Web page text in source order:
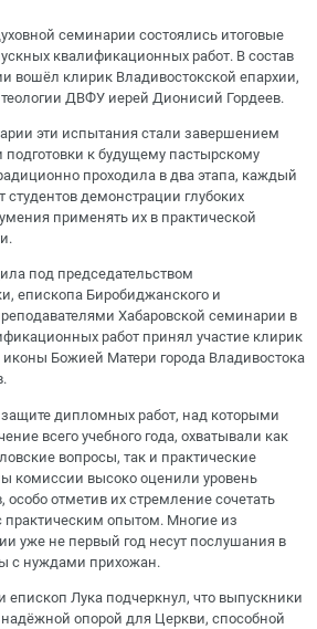
семинарии состоялись итоговые
квалификационных работ. В состав
вошёл клирик Владивостокской епархии,
ДВФУ иерей Дионисий Гордеев.
эти испытания стали завершением
подготовки к будущему пастырскому
проходила в два этапа, каждый
студентов демонстрации глубоких
применять их в практической
под председательством
епископа Биробиджанского и
Хабаровской семинарии в
работ принял участие клирик
иконы Божией Матери города Владивостока
дипломных работ, над которыми
всего учебного года, охватывали как
вопросы, так и практические
комиссии высоко оценили уровень
особо отметив их стремление сочетать
практическим опытом. Многие из
уже не первый год несут послушания в
с нуждами прихожан.
епископ Лука подчеркнул, что выпускники
опорой для Церкви, способной